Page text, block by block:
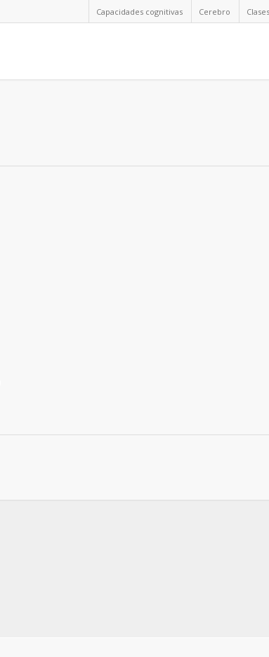
Capacidades cognitivas Cerebro